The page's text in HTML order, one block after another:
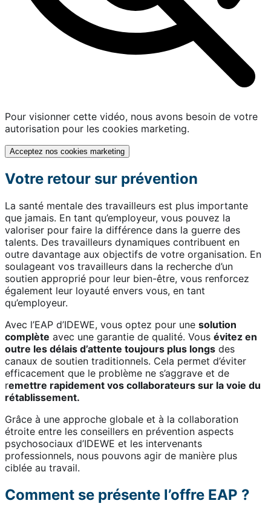
Pour visionner cette vidéo, nous avons besoin de votre
autorisation pour les cookies marketing.
Acceptez nos cookies marketing
Votre retour sur prévention
La santé mentale des travailleurs est plus importante
que jamais. En tant qu’employeur, vous pouvez la
valoriser pour faire la différence dans la guerre des
talents. Des travailleurs dynamiques contribuent en
outre davantage aux objectifs de votre organisation. En
soulageant vos travailleurs dans la recherche d’un
soutien approprié pour leur bien-être, vous renforcez
également leur loyauté envers vous, en tant
qu’employeur.
Avec l’EAP d’IDEWE, vous optez pour une solution
complète avec une garantie de qualité. Vous évitez en
outre les délais d’attente toujours plus longs des
canaux de soutien traditionnels. Cela permet d’éviter
efficacement que le problème ne s’aggrave et de
remettre rapidement vos collaborateurs sur la voie du
rétablissement.
Grâce à une approche globale et à la collaboration
étroite entre les conseillers en prévention aspects
psychosociaux d’IDEWE et les intervenants
professionnels, nous pouvons agir de manière plus
ciblée au travail.
Comment se présente l’offre EAP ?